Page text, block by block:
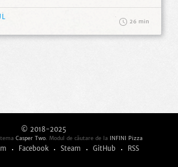
SnowRunner cu un entuziasm de-a
întărită și de primele contacte cu
minunate întâlnite în călătorii
26
© 2018-2025
Casper Two. Modul de căutare de la INFINI Pizza
Facebook Steam GitHub RSS